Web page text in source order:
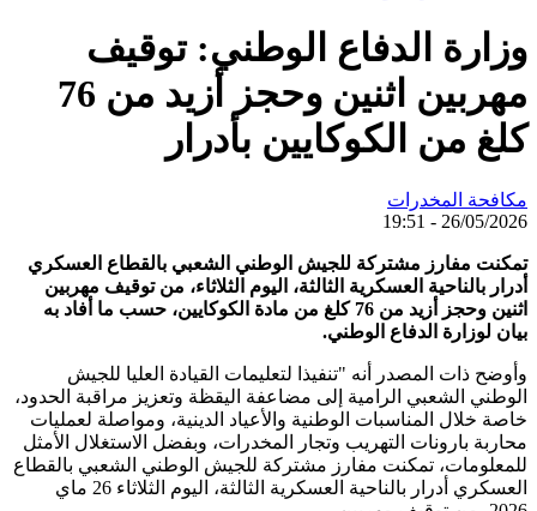
وزارة الدفاع الوطني: توقيف
مهربين اثنين وحجز أزيد من 76
كلغ من الكوكايين بأدرار
مكافحة المخدرات
26/05/2026 - 19:51
تمكنت مفارز مشتركة للجيش الوطني الشعبي بالقطاع العسكري
أدرار بالناحية العسكرية الثالثة، اليوم الثلاثاء، من توقيف مهربين
اثنين وحجز أزيد من 76 كلغ من مادة الكوكايين، حسب ما أفاد به
بيان لوزارة الدفاع الوطني.
وأوضح ذات المصدر أنه "تنفيذا لتعليمات القيادة العليا للجيش
الوطني الشعبي الرامية إلى مضاعفة اليقظة وتعزيز مراقبة الحدود،
خاصة خلال المناسبات الوطنية والأعياد الدينية، ومواصلة لعمليات
محاربة بارونات التهريب وتجار المخدرات، وبفضل الاستغلال الأمثل
للمعلومات، تمكنت مفارز مشتركة للجيش الوطني الشعبي بالقطاع
العسكري أدرار بالناحية العسكرية الثالثة، اليوم الثلاثاء 26 ماي